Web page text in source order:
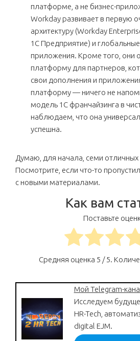
платформе, а не бизнес-
Workday развивает в первую
архитектуру (Workday
1С Предприятие) и
приложения. Кроме того, они
платформу для партнеров,
свои дополнения и
платформу — ничего не
модель 1С франчайзинга в
наблюдаем, что она
успешна.
Думаю, для начала, семи отличных
Посмотрите, если что-то
с новыми материалами.
Как вам
Поставьте
Средняя оценка 5 / 5.
Мой Telegram-
Исследуем
HR-Tech,
digital EJM.